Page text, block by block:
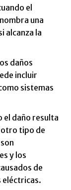
el
una
alcanza la
daños
incluir
sistemas
el daño resulta
otro tipo de
y los
​​de
eléctricas.